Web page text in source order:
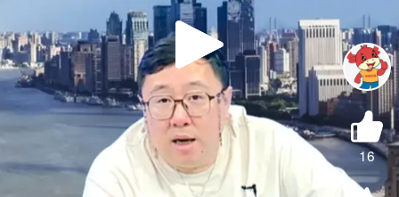
Play
Video
16